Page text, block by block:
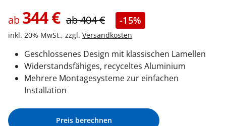
ab 344€ ab404€ -15%
inkl. 20% MwSt., zzgl. Versandkosten
Geschlossenes Design mit klassischen Lamellen
Widerstandsfähiges, recyceltes Aluminium
Mehrere Montagesysteme zur einfachen
Installation
Preis berechnen